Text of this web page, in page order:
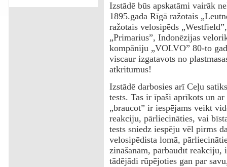
Izstādē būs apskatāmi vairāk
1895.gada Rīgā ražotais
ražotais velosipēds
„Primarius”, Indonēzijas
kompāniju „VOLVO” 80-to
viscaur izgatavots no
atkritumus!
Izstādē darbosies arī Ceļu
tests. Tas ir īpaši aprīkots un
„braucot” ir iespējams veikt
reakciju, pārliecināties, vai
tests sniedz iespēju vēl pirms
velosipēdista lomā,
zināšanām, pārbaudīt reakciju,
tādējādi rūpējoties gan par